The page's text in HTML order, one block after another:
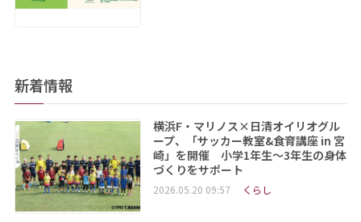
新着情報
横浜F・マリノス×日清オイリオグル
ープ、「サッカー教室&食育講座 in 宮
崎」を開催 小学1年生～3年生の身体
づくりをサポート
2026.05.20 09:57 くらし